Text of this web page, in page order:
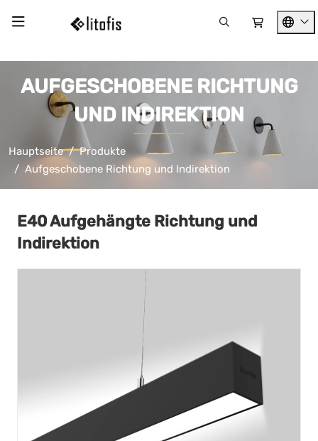
AUFGESCHOBENE RICHTUNG
UND INDIREKTION
Hauptseite
Produkte
Aufgeschobene Richtung und Indirektion
E40 Aufgehängte Richtung und
Indirektion